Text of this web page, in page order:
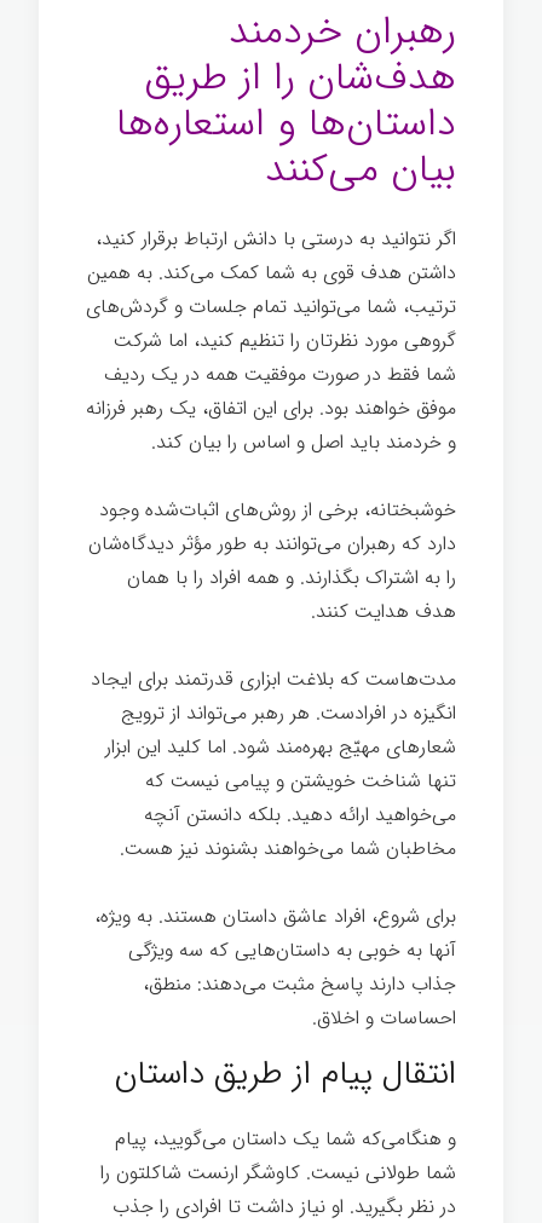
رهبران خردمند
هدف‌شان را از طریق
داستان‌ها و استعاره‌ها
بیان می‌کنند
اگر نتوانید به درستی با دانش ارتباط برقرار کنید،
داشتن هدف قوی به شما کمک می‌کند. به همین
ترتیب، شما می‌توانید تمام جلسات و گردش‌های
گروهی مورد نظرتان را تنظیم کنید، اما شرکت
شما فقط در صورت موفقیت همه در یک ردیف
موفق خواهند بود. برای این اتفاق، یک رهبر فرزانه
و خردمند باید اصل و اساس را بیان کند.
خوشبختانه، برخی از روش‌های اثبات‌شده وجود
دارد که رهبران می‌توانند به طور مؤثر دیدگاه‌شان
را به اشتراک بگذارند. و همه افراد را با همان
هدف هدایت کنند.
مدت‌هاست که بلاغت ابزاری قدرتمند برای ایجاد
انگیزه در افرادست. هر رهبر می‌تواند از ترویج
شعارهای مهیّج بهره‌مند شود. اما کلید این ابزار
تنها شناخت خویشتن و پیامی نیست که
می‌خواهید ارائه دهید. بلکه دانستن آنچه
مخاطبان شما می‌خواهند بشنوند نیز هست.
برای شروع، افراد عاشق داستان هستند. به ویژه،
آنها به خوبی به داستان‌هایی که سه ویژگی
جذاب دارند پاسخ مثبت می‌دهند: منطق،
احساسات و اخلاق.
انتقال پیام از طریق داستان
و هنگامی‌که شما یک داستان می‌گویید، پیام
شما طولانی نیست. کاوشگر ارنست شاکلتون را
در نظر بگیرید. او نیاز داشت تا افرادی را جذب